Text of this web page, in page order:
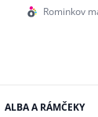
Rominkov
ALBA A RÁMČEKY